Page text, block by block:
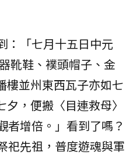
：「七月十五日中元
靴鞋、襆頭帽子、金
並州東西瓦子亦如七
，便搬〈目連救母〉
者增倍。」看到了嗎？
祀先祖，普度遊魂與軍